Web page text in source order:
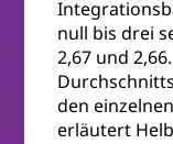
null bis drei
2,67 und
den
erläutert